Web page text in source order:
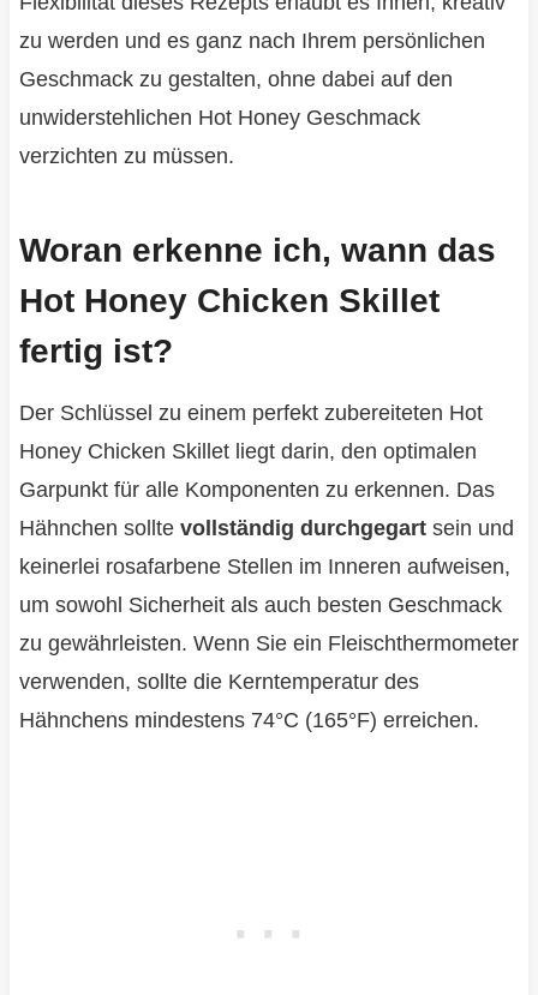
zu werden und es ganz nach Ihrem persönlichen
Geschmack zu gestalten, ohne dabei auf den
unwiderstehlichen Hot Honey Geschmack
verzichten zu müssen.
Woran erkenne ich, wann das
Hot Honey Chicken Skillet
fertig ist?
Der Schlüssel zu einem perfekt zubereiteten Hot
Honey Chicken Skillet liegt darin, den optimalen
Garpunkt für alle Komponenten zu erkennen. Das
Hähnchen sollte vollständig durchgegartsein und
keinerlei rosafarbene Stellen im Inneren aufweisen,
um sowohl Sicherheit als auch besten Geschmack
zu gewährleisten. Wenn Sie ein Fleischthermometer
verwenden, sollte die Kerntemperatur des
Hähnchens mindestens 74°C (165°F) erreichen.